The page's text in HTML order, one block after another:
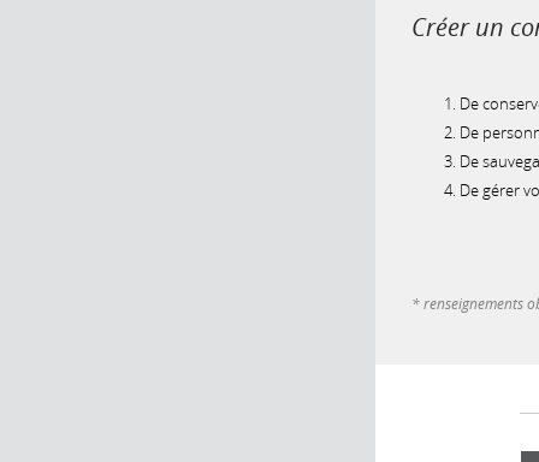
Créer un
De
De
De
De gérer
* renseignements